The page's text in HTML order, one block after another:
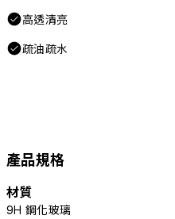
高透清亮
疏油疏水
產品規格
材質
9H 鋼化玻璃